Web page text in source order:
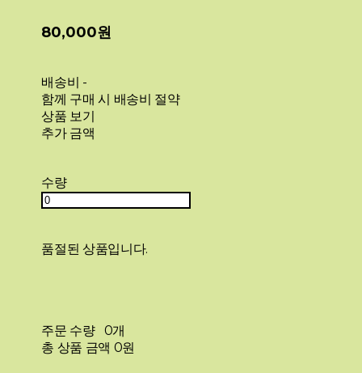
80,000원
배송비 -
함께 구매 시 배송비 절약
상품 보기
추가 금액
수량
품절된 상품입니다.
주문 수량
0개
총 상품 금액 0원